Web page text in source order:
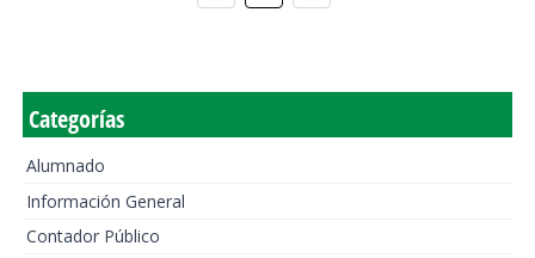
Categorías
Alumnado
Información General
Contador Público